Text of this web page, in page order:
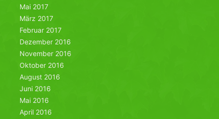
Mai 2017
März 2017
Februar 2017
Dezember 2016
November 2016
Oktober 2016
August 2016
Juni 2016
Mai 2016
April 2016